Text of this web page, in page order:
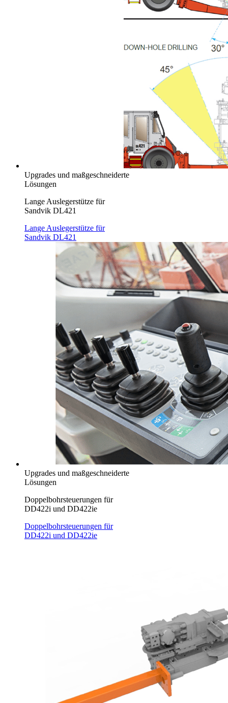
Upgrades und maßgeschneiderte
Lösungen
Lange Auslegerstütze für
Sandvik DL421
Lange Auslegerstütze für
Sandvik DL421
Upgrades und maßgeschneiderte
Lösungen
Doppelbohrsteuerungen für
DD422i und DD422ie
Doppelbohrsteuerungen für
DD422i und DD422ie